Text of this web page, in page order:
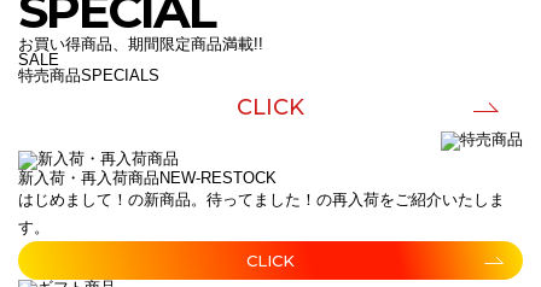
お買い得商品、期間限定商品満載!!
SALE
特売商品SPECIALS
CLICK
新入荷・再入荷商品 NEW-RESTOCK
はじめまして！の新商品。待ってました！の再入荷をご紹介いたしま
す。
CLICK